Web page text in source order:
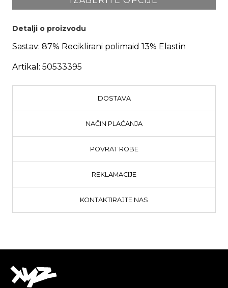
Detalji o proizvodu
Sastav: 87% Reciklirani polimaid 13% Elastin
Artikal: 50533395
DOSTAVA
NAČIN PLAĆANJA
POVRAT ROBE
REKLAMACIJE
KONTAKTIRAJTE NAS